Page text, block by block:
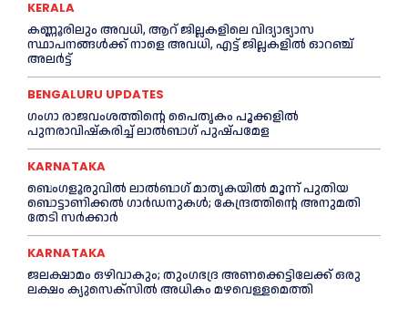
KERALA
കണ്ണൂരിലും അവധി, ആറ് ജില്ലകളിലെ വിദ്യാഭ്യാസ
സ്ഥാപനങ്ങൾക്ക് നാളെ അവധി, എട്ട് ജില്ലകളിൽ ഓറഞ്ച്
അലർട്ട്
BENGALURU UPDATES
ഗംഗാ രാജവംശത്തിന്റെ പൈതൃകം പൂക്കളിൽ
പുനരാവിഷ്‌കരിച്ച് ലാൽബാഗ് പുഷ്പമേള
KARNATAKA
ബെംഗളൂരുവിൽ ലാൽബാഗ് മാതൃകയിൽ മൂന്ന് പുതിയ
ബൊട്ടാണിക്കൽ ഗാർഡനുകൾ; കേന്ദ്രത്തിന്റെ അനുമതി
തേടി സർക്കാർ
KARNATAKA
ജലക്ഷാമം ഒഴിവാകും; തുംഗഭദ്ര അണക്കെട്ടിലേക്ക് ഒരു
ലക്ഷം ക്യുസെക്സില്‍ അധികം മഴവെള്ളമെത്തി